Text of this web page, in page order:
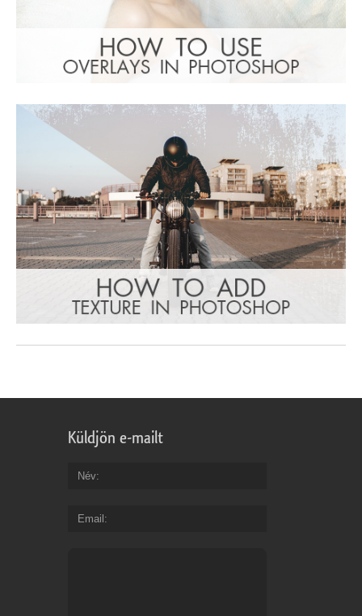
Küldjön e-mailt
Név
Email